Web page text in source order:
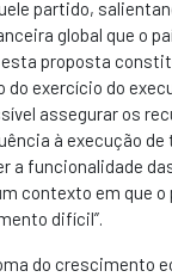
partido,
global que o
proposta
do exercício do
assegurar os
à execução
a funcionalidade
contexto em que o
difícil”.
do crescimento